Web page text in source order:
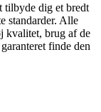
tilbyde dig et bredt
standarder. Alle
kvalitet, brug af de
finde den